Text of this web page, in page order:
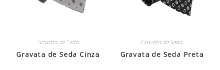
Gravata de Seda
Gravata de Seda Cinza
Gravata de Seda
Gravata de Seda Preta